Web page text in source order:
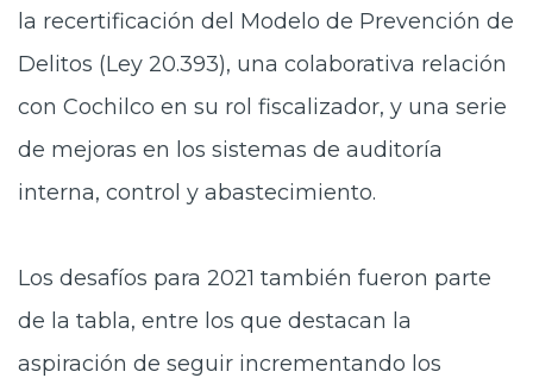
la recertificación del Modelo de Prevención de
Delitos (Ley 20.393), una colaborativa relación
con Cochilco en su rol fiscalizador, y una serie
de mejoras en los sistemas de auditoría
interna, control y abastecimiento.
Los desafíos para 2021 también fueron parte
de la tabla, entre los que destacan la
aspiración de seguir incrementando los